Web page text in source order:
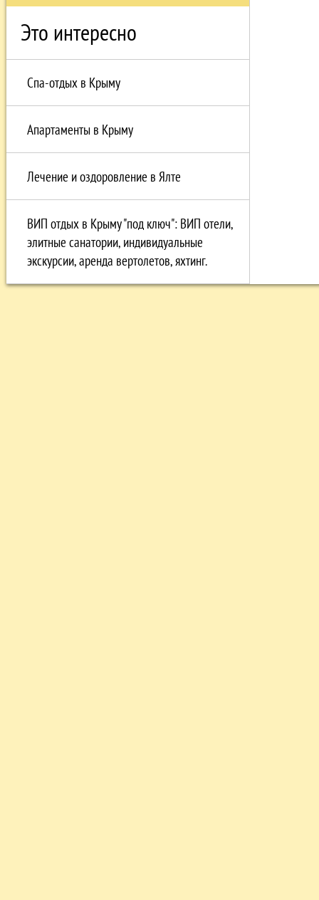
Это интересно
Спа-отдых в Крыму
Апартаменты в Крыму
Лечение и оздоровление в Ялте
ВИП отдых в Крыму "под ключ": ВИП отели,
элитные санатории, индивидуальные
экскурсии, аренда вертолетов, яхтинг.